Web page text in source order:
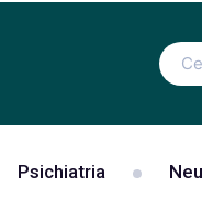
per:
Psichiatria